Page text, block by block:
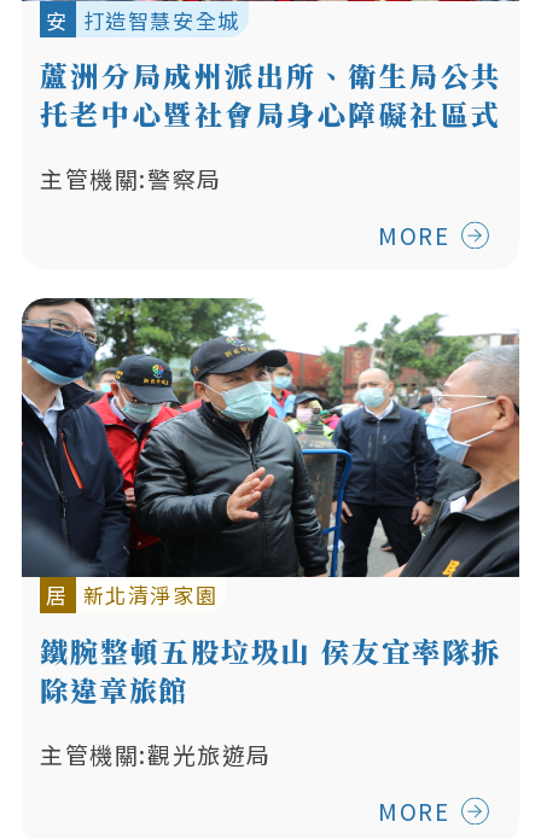
安 打造智慧安全城
蘆洲分局成州派出所、衛生局公共
托老中心暨社會局身心障礙社區式
主管機關:警察局
MORE
居 新北清淨家園
鐵腕整頓五股垃圾山 侯友宜率隊拆
除違章旅館
主管機關:觀光旅遊局
MORE